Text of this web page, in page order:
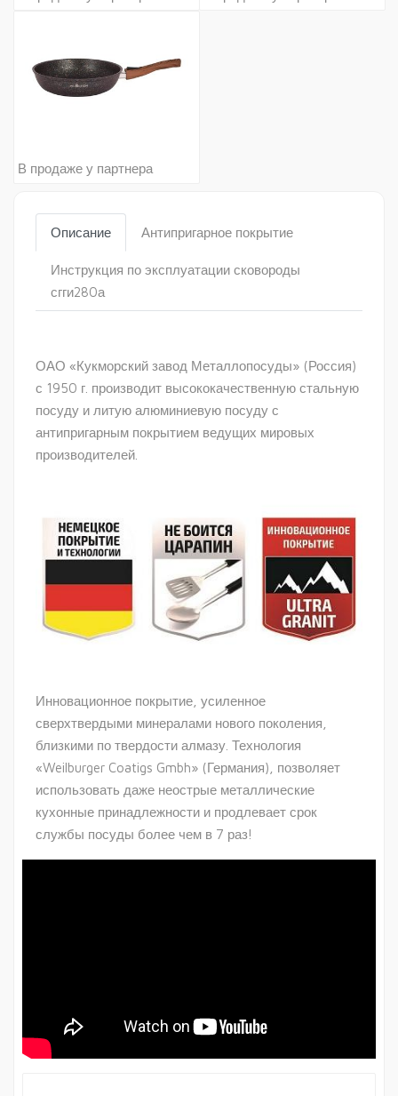
В продаже у партнера
Описание Антипригарное покрытие
Инструкция по эксплуатации сковороды
сгги280а
ОАО «Кукморский завод Металлопосуды» (Россия)
с 1950 г. производит высококачественную стальную
посуду и литую алюминиевую посуду с
антипригарным покрытием ведущих мировых
производителей.
Инновационное покрытие, усиленное
сверхтвердыми минералами нового поколения,
близкими по твердости алмазу. Технология
«Weilburger Coatigs Gmbh» (Германия), позволяет
использовать даже неострые металлические
кухонные принадлежности и продлевает срок
службы посуды более чем в 7 раз!